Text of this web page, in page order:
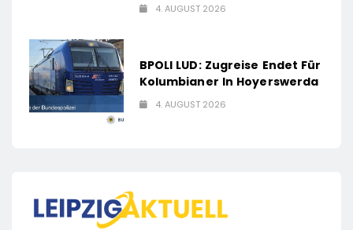
4. AUGUST 2026
BPOLI LUD: Zugreise Endet Für
Kolumbianer In Hoyerswerda
4. AUGUST 2026